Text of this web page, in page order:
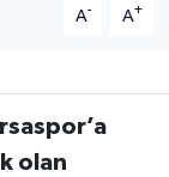
A- A+
olan